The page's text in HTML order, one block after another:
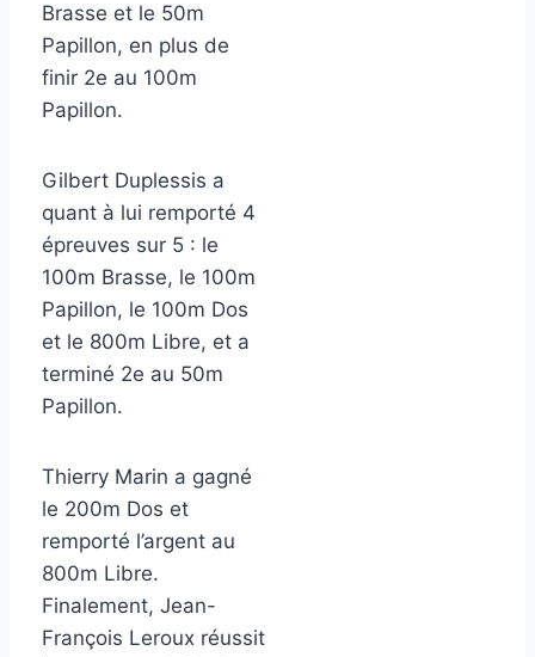
Brasse et le 50m
Papillon, en plus de
finir 2e au 100m
Papillon.
Gilbert Duplessis a
quant à lui remporté 4
épreuves sur 5 : le
100m Brasse, le 100m
Papillon, le 100m Dos
et le 800m Libre, et a
terminé 2e au 50m
Papillon.
Thierry Marin a gagné
le 200m Dos et
remporté l’argent au
800m Libre.
Finalement, Jean-
François Leroux réussit